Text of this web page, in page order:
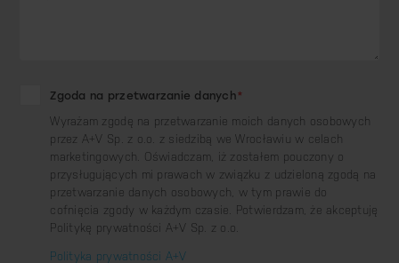
Zgoda na przetwarzanie danych*
Wyrażam zgodę na przetwarzanie moich danych osobowych
przez A+V Sp. z o.o. z siedzibą we Wrocławiu w celach
marketingowych. Oświadczam, iż zostałem pouczony o
przysługujących mi prawach w związku z udzieloną zgodą na
przetwarzanie danych osobowych, w tym prawie do
cofnięcia zgody w każdym czasie. Potwierdzam, że akceptuję
Politykę prywatności A+V Sp. z o.o.
Polityka prywatności A+V